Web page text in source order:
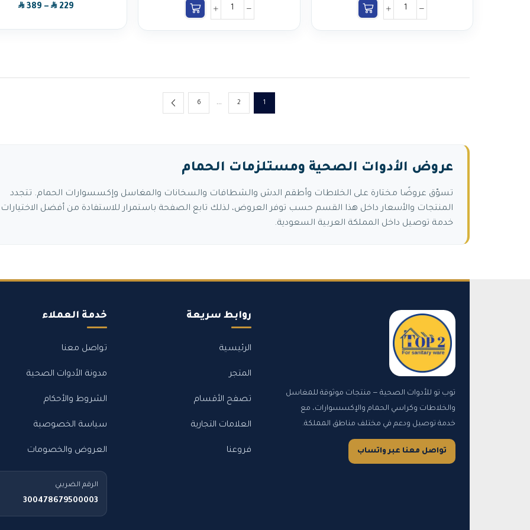
SAR229
–
SAR389
1
2
…
6
عروض الأدوات الصحية ومستلزمات الحمام
تسوّق عروضًا مختارة على الخلاطات وأطقم الدش والشطافات والسخانات والمغاسل وإكسسوارات الحمام. تتجدد
المنتجات والأسعار داخل هذا القسم حسب توفر العروض، لذلك تابع الصفحة باستمرار للاستفادة من أفضل
خدمة توصيل داخل المملكة العربية السعودية.
توب تو للأدوات الصحية — منتجات موثوقة للمغاسل
والخلاطات وكراسي الحمام والإكسسوارات، مع
خدمة توصيل ودعم في مختلف مناطق المملكة.
تواصل معنا عبر واتساب
روابط سريعة
الرئيسية
المتجر
تصفح الأقسام
العلامات التجارية
فروعنا
خدمة العملاء
تواصل معنا
مدونة الأدوات الصحية
الشروط والأحكام
سياسة الخصوصية
العروض والخصومات
الرقم الضريبي
300478679500003